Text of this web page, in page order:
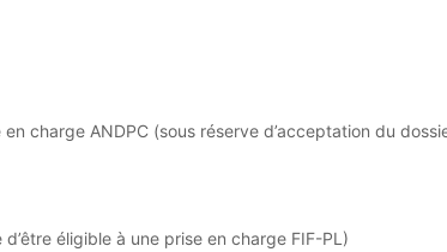
en charge ANDPC (sous réserve d’acceptation du
éligible à une prise en charge FIF-PL)